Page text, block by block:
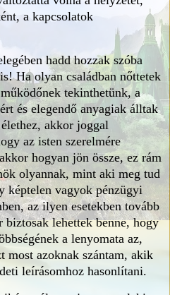
a kapcsolatok
hadd hozzak szóba
Ha olyan családban nőttetek
tekinthetünk, a
és elegendő anyagiak álltak
akkor joggal
az isten szerelmére
hogyan jön össze, ez rám
olyannak, mint aki meg tud
képtelen vagyok pénzügyi
az ilyen esetekben tovább
lehettek benne, hogy
a lenyomata az,
most azoknak szántam, akik
leírásomhoz hasonlítani.